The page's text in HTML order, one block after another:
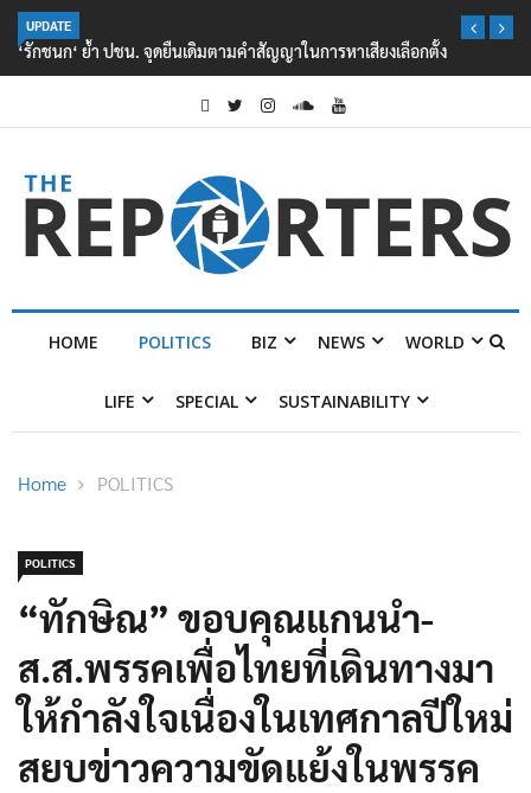
UPDATE
‘รักชนก‘ ย้ำ ปชน. จุดยืนเดิมตามคำสัญญาในการหาเสียงเลือกตั้ง
HOME POLITICS BIZ NEWS WORLD
LIFE SPECIAL SUSTAINABILITY
Home POLITICS
POLITICS
“ทักษิณ” ขอบคุณแกนนำ-
ส.ส.พรรคเพื่อไทยที่เดินทางมา
ให้กำลังใจเนื่องในเทศกาลปีใหม่
สยบข่าวความขัดแย้งในพรรค